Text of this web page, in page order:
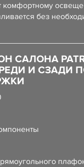
комфортному
без
САЛОНА
И СЗАДИ